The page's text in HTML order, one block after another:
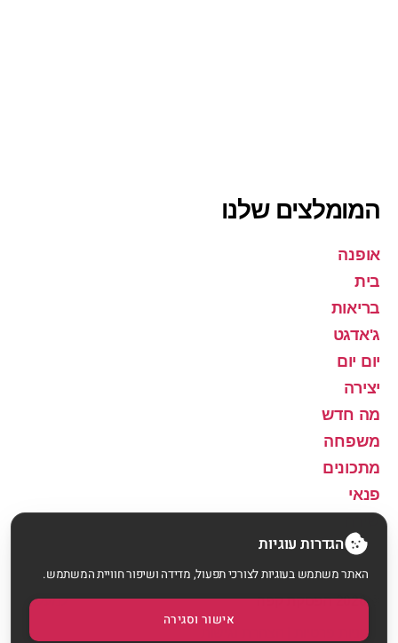
המומלצים שלנו
אופנה
בית
בריאות
ג'אדגט
יום יום
יצירה
מה חדש
משפחה
מתכונים
פנאי
© 2026 הפסקת קפה
מדיניות פרטיות
למעלה
הגדרות עוגיות
האתר משתמש בעוגיות לצורכי תפעול, מדידה ושיפור חוויית המשתמש.
אישור וסגירה